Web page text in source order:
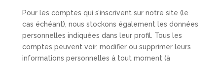
Pour les comptes qui s’inscrivent sur notre site (le
cas échéant), nous stockons également les données
personnelles indiquées dans leur profil. Tous les
comptes peuvent voir, modifier ou supprimer leurs
informations personnelles à tout moment (à